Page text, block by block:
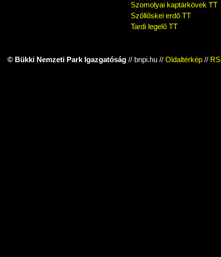
Szomolyai kaptárkövek TT
Szőllőskei erdő TT
Tardi legelő TT
© Bükki Nemzeti Park Igazgatóság // bnpi.hu // Oldaltérkép //